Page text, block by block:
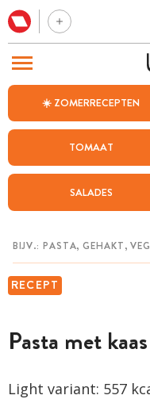
☀️ ZOMERRECEPTEN
TOMAAT
SALADES
RECEPT
Pasta met
Light variant: 557
BEZOEK ONZE ANDERE WEBSITES
WEEKMENU
CHAT MET MAIA
MIJN BEWAARDE RECEPTEN